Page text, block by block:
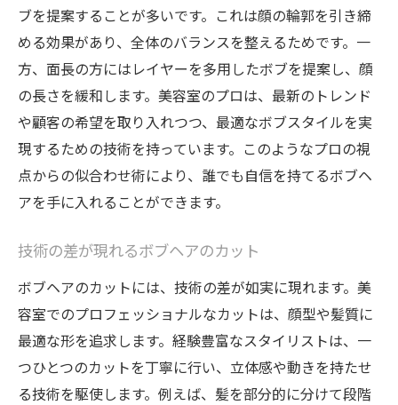
自分に合ったボブヘアを知るためのポイン
ト
美容室でのフィッティングの重要性
ボブヘアで美しさを引き立てるための似合わせ
ポイント
顔型に応じた前髪のデザイン
ボリュームとシルエットのバランス
髪質に合わせたカット技術
カラーリングで引き立つボブヘア
プロのスタイリングアドバイス
美容室でのプロのアドバイスで、自分に合った
ボブヘアに
初めてのカウンセリングの受け方
ブを提案することが多いです。これは顔の輪郭を引き締
める効果があり、全体のバランスを整えるためです。一
方、面長の方にはレイヤーを多用したボブを提案し、顔
の長さを緩和します。美容室のプロは、最新のトレンド
や顧客の希望を取り入れつつ、最適なボブスタイルを実
現するための技術を持っています。このようなプロの視
点からの似合わせ術により、誰でも自信を持てるボブヘ
アを手に入れることができます。
技術の差が現れるボブヘアのカット
ボブヘアのカットには、技術の差が如実に現れます。美
容室でのプロフェッショナルなカットは、顔型や髪質に
最適な形を追求します。経験豊富なスタイリストは、一
つひとつのカットを丁寧に行い、立体感や動きを持たせ
る技術を駆使します。例えば、髪を部分的に分けて段階